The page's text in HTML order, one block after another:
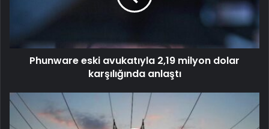
Phunware eski avukatıyla 2,19 milyon dolar
karşılığında anlaştı